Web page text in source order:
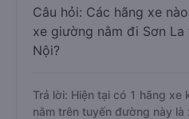
Câu hỏi: Các hãng xe
xe giường nằm đi Sơn
Nội?
Trả lời: Hiện tại có 1 hãng
nằm trên tuyến đường này là